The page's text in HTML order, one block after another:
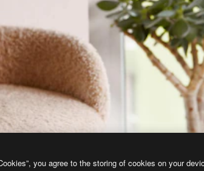
you agree to the storing of cookies on your